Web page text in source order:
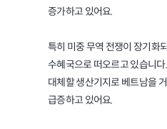
증가하고 있어요.
특히 미중 무역 전쟁이 장기화
수혜국으로 떠오르고 있습니
대체할 생산기지로 베트남을
급증하고 있어요.